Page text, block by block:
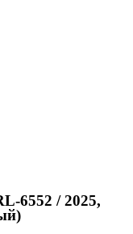
6552 / 2025,